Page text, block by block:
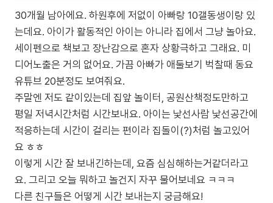
30개월 남아에요. 하원후에 저없이 아빠랑 10갤동생이랑 있
는데요. 아이가 활동적인 아이는 아니라 집에서 그냥 놀아요.
세이펜으로 책보고 장난감으로 혼자 상황극하고 그래요. 미
디어노출은 거의 없어요. 가끔 아빠가 애둘보기 벅찰때 동요
유튜브 20분정도 보여줘요.
주말엔 저도 같이있는데 집앞 놀이터, 공원산책정도만하고
평일 저녁시간처럼 시간보내요. 아이는 낯선사람 낯선공간에
적응하는데 시간이 걸리는 편이라 집돌이(?)처럼 놀고있어
요 ㅎㅎ
이렇게 시간 잘 보내긴하는데, 요즘 심심해하는거같더라고
요. 그리고 오늘 뭐하고 놀건지 자꾸 물어보네요 ㅋㅋㅋ
다른 친구들은 어떻게 시간 보내는지 궁금해요!